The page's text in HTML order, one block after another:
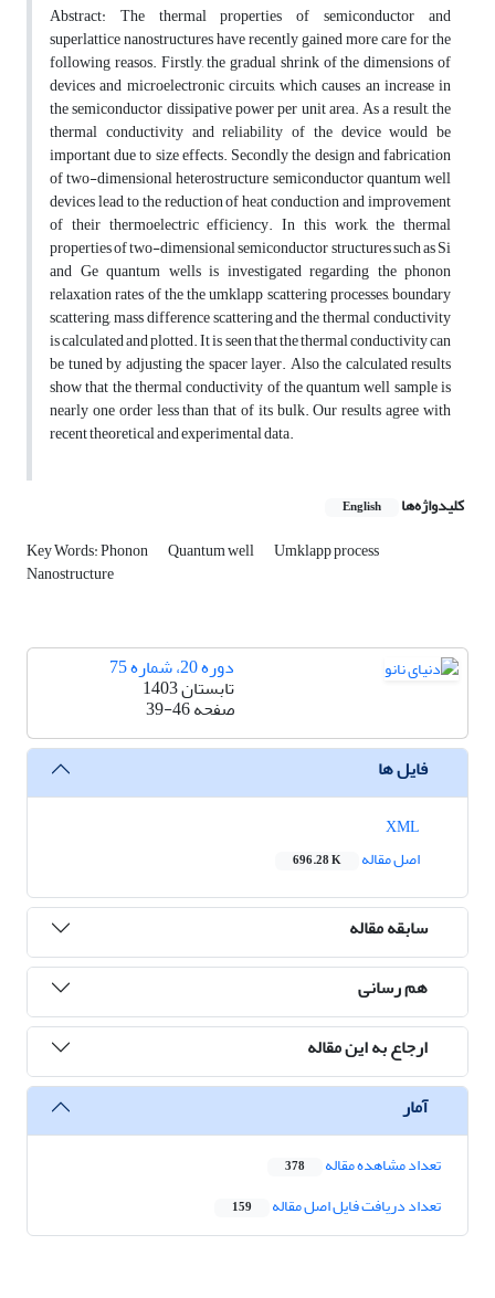
Abstract: The thermal properties of semiconductor and
superlattice nanostructures have recently gained more care for the
following reasos. Firstly, the gradual shrink of the dimensions of
devices and microelectronic circuits, which causes an increase in
the semiconductor dissipative power per unit area. As a result, the
thermal conductivity and reliability of the device would be
important due to size effects. Secondly the design and fabrication
of two-dimensional heterostructure semiconductor quantum well
devices lead to the reduction of heat conduction and improvement
of their thermoelectric efficiency. In this work, the thermal
properties of two-dimensional semiconductor structures such as Si
and Ge quantum wells is investigated regarding the phonon
relaxation rates of the the umklapp scattering processes, boundary
scattering, mass difference scattering and the thermal conductivity
is calculated and plotted. It is seen that the thermal conductivity can
be tuned by adjusting the spacer layer. Also the calculated results
show that the thermal conductivity of the quantum well sample is
nearly one order less than that of its bulk. Our results agree with
recent theoretical and experimental data.
کلیدواژه‌ها English
Key Words: Phonon Quantum well Umklapp process
Nanostructure
دوره 20، شماره 75
تابستان 1403
صفحه39-46
فایل ها
اصل مقاله
696.28 K
سابقه مقاله
هم رسانی
ارجاع به این مقاله
آمار
تعداد مشاهده مقاله 378
تعداد دریافت فایل اصل مقاله 159